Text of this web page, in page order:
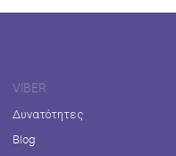
VIBER
Δυνατότητες
Blog